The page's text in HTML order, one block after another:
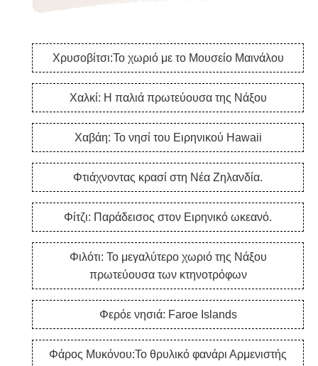
Χρυσοβίτσι:Το χωριό με το Μουσείο Μαινάλου
Χαλκί: Η παλιά πρωτεύουσα της Νάξου
Χαβάη: Το νησί του Ειρηνικού Hawaii
Φτιάχνοντας κρασί στη Νέα Ζηλανδία.
Φίτζι: Παράδεισος στον Ειρηνικό ωκεανό.
Φιλότι: Το μεγαλύτερο χωριό της Νάξου
πρωτεύουσα των κτηνοτρόφων
Φερόε νησιά: Faroe Islands
Φάρος Μυκόνου:Το θρυλικό φανάρι Αρμενιστής